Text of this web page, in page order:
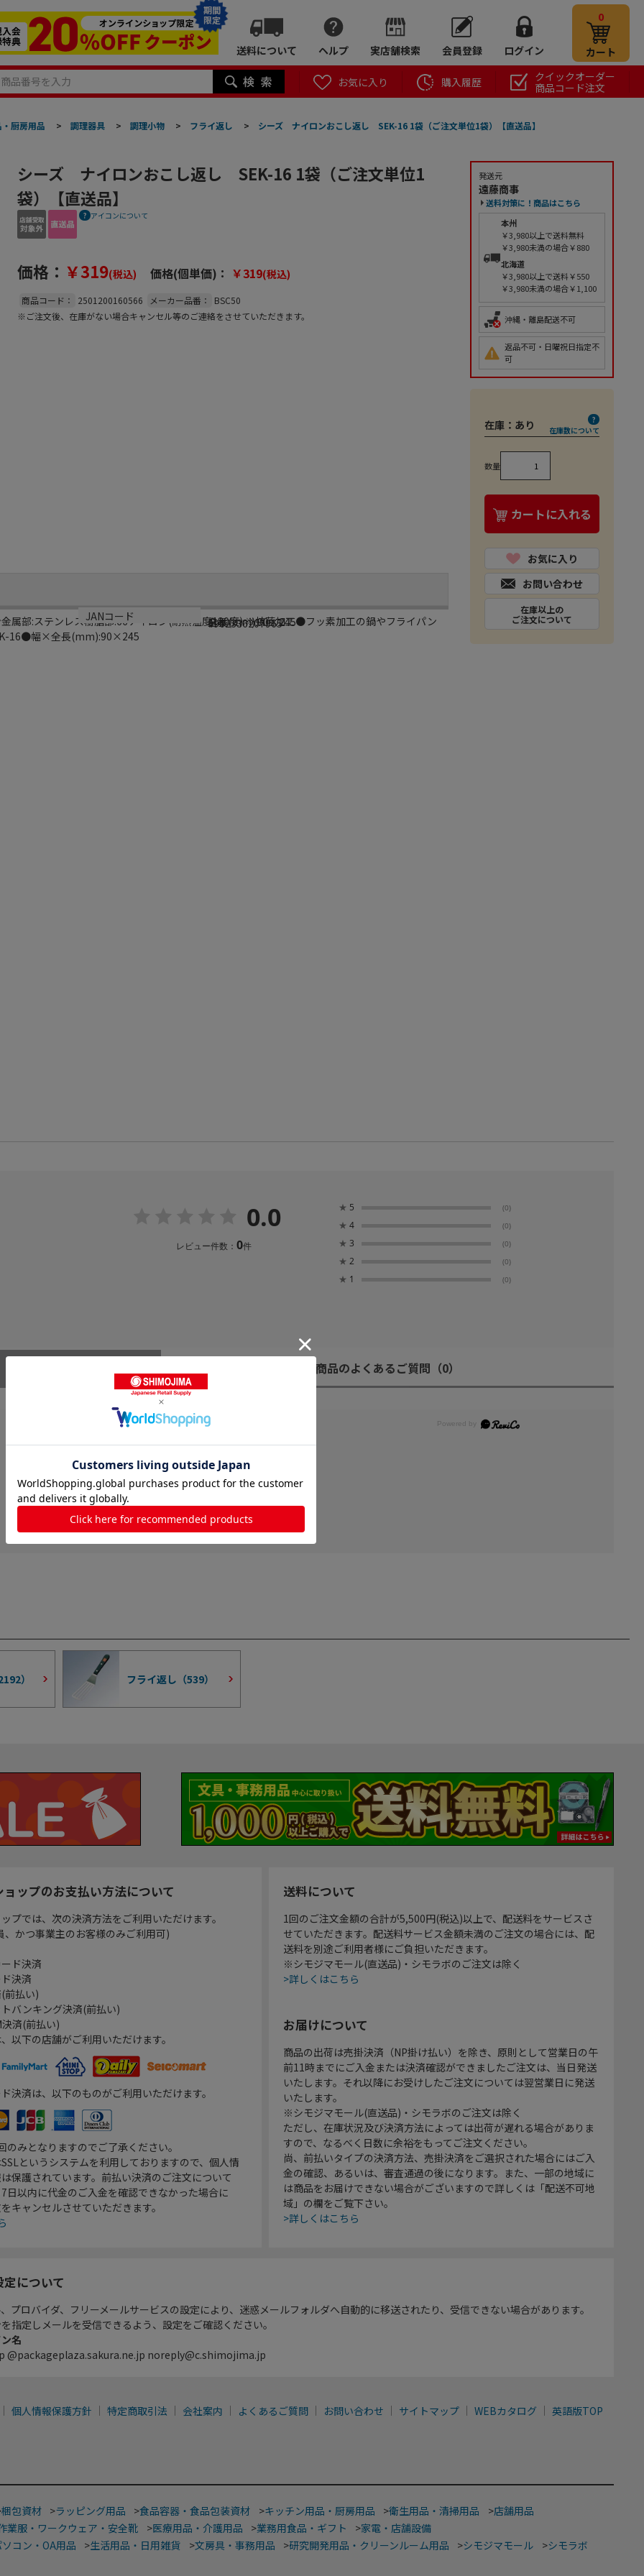
期間
限定
送料について ヘルプ 実店舗検索 会員登録 ログイン
0
カート
お気に入り 購入履歴
クイックオーダー
商品コード注文
厨房用品 > 調理器具 > 調理小物 > フライ返し > シーズ ナイロンおこし返し SEK-16 1袋（ご注文単位1袋）【直送品】
シーズ ナイロンおこし返し SEK-16 1袋（ご注文単位1
袋）【直送品】
アイコンについて
価格： ￥319(税込) 価格(個単価)： ￥319(税込)
商品コード： 2501200160566 メーカー品番：
BSC50
※ご注文後、在庫がない場合キャンセル等のご連絡をさせていただきます。
属部:ステンレス樹脂部:66ナイロン(耐熱温度180度):※抗菌加工●フッ素加工の鍋やフライパン
16●幅×全長(mm):90×245
サイズ
全長(mm):90×245
生産国
日本
JANコード
4962336207965
発送元
遠藤商事
送料対策に！商品はこちら
本州
￥3,980以上で送料無料
￥3,980未満の場合￥880
北海道
￥3,980以上で送料￥550
￥3,980未満の場合￥1,100
沖縄・離島配送不可
返品不可・日曜祝日指定不
可
在庫： あり 在庫数について
数量
カートに入れる
お気に入り
お問い合わせ
在庫以上の
ご注文について
0.0
レビュー件数： 0件
★ 5 (0)
★ 4 (0)
★ 3 (0)
★ 2 (0)
★ 1 (0)
商品のよくあるご質問 （0）
） フライ返し（539）
ップのお支払い方法について
プでは、次の決済方法をご利用いただけます。
、かつ事業主のお客様のみご利用可)
ド決済
決済
前払い)
バンキング決済(前払い)
決済(前払い)
以下の店舗がご利用いただけます。
決済は、以下のものがご利用いただけます。
のみとなりますのでご了承ください。
というシステムを利用しておりますので、個人情
保護されています。前払い決済のご注文について
日以内に代金のご入金を確認できなかった場合に
キャンセルさせていただきます。
送料について
1回のご注文金額の合計が5,500円(税込)以上で、配送料をサービスさ
せていただきます。配送料サービス金額未満のご注文の場合には、配
送料を別途ご利用者様にご負担いただきます。
※シモジマモール(直送品)・シモラボのご注文は除く
>詳しくはこちら
お届けについて
商品の出荷は売掛決済（NP掛け払い）を除き、原則として営業日の午
前11時までにご入金または決済確認ができましたご注文は、当日発送
いたします。それ以降にお受けしたご注文については翌営業日に発送
いたします。
※シモジマモール(直送品)・シモラボのご注文は除く
ただし、在庫状況及び決済方法によっては出荷が遅れる場合がありま
すので、なるべく日数に余裕をもってご注文ください。
尚、前払いタイプの決済方法、売掛決済をご選択された場合にはご入
金の確認、あるいは、審査通過の後になります。また、一部の地域に
は商品をお届けできない場合がございますので詳しくは「配送不可地
域」の欄をご覧下さい。
>詳しくはこちら
について
プロバイダ、フリーメールサービスの設定により、迷惑メールフォルダへ自動的に移送されたり、受信できない場合があります。
指定しメールを受信できるよう、設定をご確認ください。
名
@packageplaza.sakura.ne.jp noreply@c.shimojima.jp
個人情報保護方針 特定商取引法 会社案内 よくあるご質問 お問い合わせ サイトマップ WEBカタログ 英語版TOP
梱包資材 >ラッピング用品 >食品容器・食品包装資材 >キッチン用品・厨房用品 >衛生用品・清掃用品 >店舗用品
業服・ワークウェア・安全靴 >医療用品・介護用品 >業務用食品・ギフト >家電・店舗設備
コン・OA用品 >生活用品・日用雑貨 >文房具・事務用品 >研究開発用品・クリーンルーム用品 >シモジマモール >シモラボ